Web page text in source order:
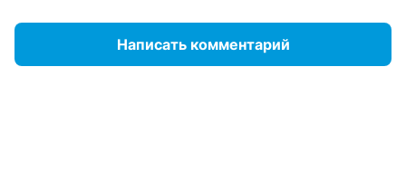
Написать комментарий